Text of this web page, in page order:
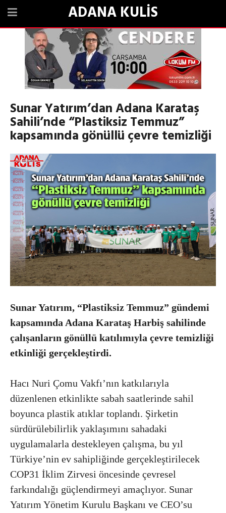
ADANA KULİS
Sunar Yatırım’dan Adana Karataş
Sahili’nde “Plastiksiz Temmuz”
kapsamında gönüllü çevre temizliği
Sunar Yatırım, “Plastiksiz Temmuz” gündemi
kapsamında Adana Karataş Harbiş sahilinde
çalışanların gönüllü katılımıyla çevre temizliği
etkinliği gerçekleştirdi.
Hacı Nuri Çomu Vakfı’nın katkılarıyla
düzenlenen etkinlikte sabah saatlerinde sahil
boyunca plastik atıklar toplandı. Şirketin
sürdürülebilirlik yaklaşımını sahadaki
uygulamalarla destekleyen çalışma, bu yıl
Türkiye’nin ev sahipliğinde gerçekleştirilecek
COP31 İklim Zirvesi öncesinde çevresel
farkındalığı güçlendirmeyi amaçlıyor. Sunar
Yatırım Yönetim Kurulu Başkanı ve CEO’su